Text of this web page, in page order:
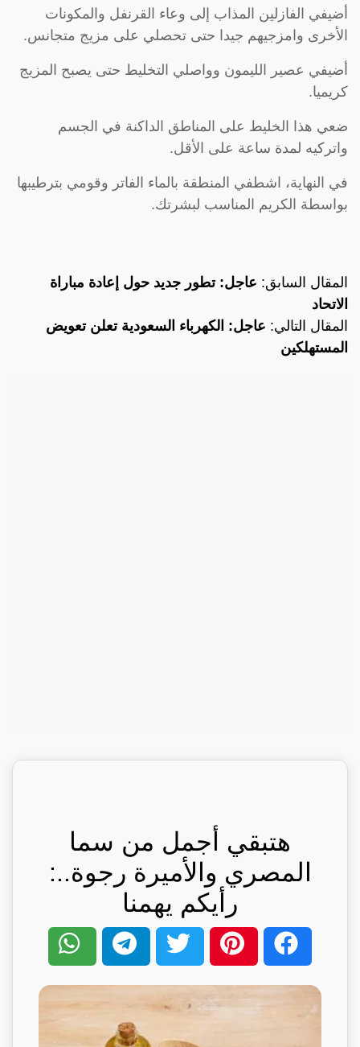
أضيفي الفازلين المذاب إلى وعاء القرنفل والمكونات
الأخرى وامزجيهم جيدا حتى تحصلي على مزيج متجانس.
أضيفي عصير الليمون وواصلي التخليط حتى يصبح المزيج
كريميا.
ضعي هذا الخليط على المناطق الداكنة في الجسم
واتركيه لمدة ساعة على الأقل.
في النهاية، اشطفي المنطقة بالماء الفاتر وقومي بترطيبها
بواسطة الكريم المناسب لبشرتك.
المقال السابق: عاجل: تطور جديد حول إعادة مباراة
الاتحاد
المقال التالي: عاجل: الكهرباء السعودية تعلن تعويض
المستهلكين
هتبقي أجمل من سما
المصري والأميرة رجوة..:
رأيكم يهمنا